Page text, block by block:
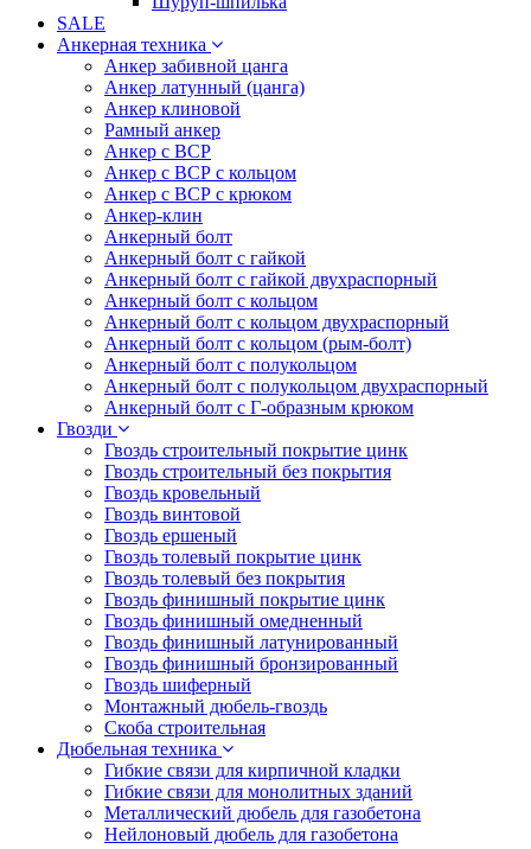
SALE
Анкерная техника
Анкер забивной цанга
Анкер латунный (цанга)
Анкер клиновой
Рамный анкер
Анкер с ВСР
Анкер с ВСР с кольцом
Анкер с ВСР с крюком
Анкер-клин
Анкерный болт
Анкерный болт с гайкой
Анкерный болт с гайкой двухраспорный
Анкерный болт с кольцом
Анкерный болт с кольцом двухраспорный
Анкерный болт с кольцом (рым-болт)
Анкерный болт с полукольцом
Анкерный болт с полукольцом двухраспорный
Анкерный болт с Г-образным крюком
Гвозди
Гвоздь строительный покрытие цинк
Гвоздь строительный без покрытия
Гвоздь кровельный
Гвоздь винтовой
Гвоздь ершеный
Гвоздь толевый покрытие цинк
Гвоздь толевый без покрытия
Гвоздь финишный покрытие цинк
Гвоздь финишный омедненный
Гвоздь финишный латунированный
Гвоздь финишный бронзированный
Гвоздь шиферный
Монтажный дюбель-гвоздь
Скоба строительная
Дюбельная техника
Гибкие связи для кирпичной кладки
Гибкие связи для монолитных зданий
Металлический дюбель для газобетона
Нейлоновый дюбель для газобетона